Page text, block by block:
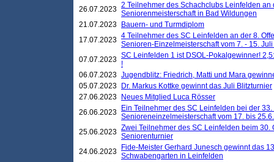
26.07.2023 2 Teilnehmer des Schachclubs Leinfelden an
Seniorenmeisterschaft in Bad Wildungen
21.07.2023
Bauern- und Turmdiplom
17.07.2023 4 Teilnehmer des SC Leinfelden an der 8.
Senioren-Einzelmeisterschaft vom 7. - 15.
07.07.2023 SC Leinfelden 1 ist DSOL-Pokalgewinner!
!
06.07.2023 Jugendblitz: Friedrich, Matti und Mara
05.07.2023
Dr. Markus Kottke gewinnt das Juli Blitzturnier
27.06.2023
Neues Mitglied Luca Rösser
26.06.2023
Ein Teilnehmer des SC Leinfelden bei der
Senioreneinzelmeisterschaft vom 17. bis
25.06.2023 Zwei Teilnehmer des SC Leinfelden beim
Seniorenturnier
24.06.2023
Fide-Meister Gerhard Junesch gewinnt das
Schwabengarten in Leinfelden